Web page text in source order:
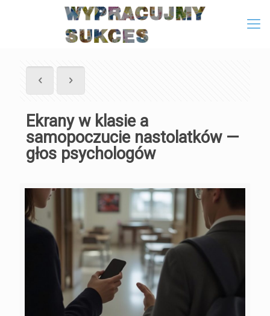
Ekrany w klasie a
samopoczucie nastolatków —
głos psychologów